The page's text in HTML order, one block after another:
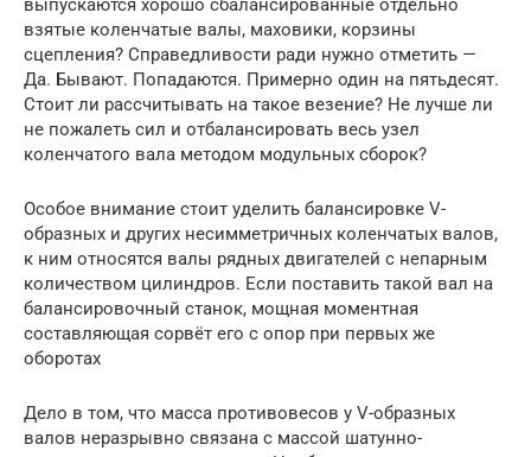
выпускаются хорошо сбалансированные отдельно
взятые коленчатые валы, маховики, корзины
сцепления? Справедливости ради нужно отметить —
Да. Бывают. Попадаются. Примерно один на пятьдесят.
Стоит ли рассчитывать на такое везение? Не лучше ли
не пожалеть сил и отбалансировать весь узел
коленчатого вала методом модульных сборок?
Особое внимание стоит уделить балансировке V-
образных и других несимметричных коленчатых валов,
к ним относятся валы рядных двигателей с непарным
количеством цилиндров. Если поставить такой вал на
балансировочный станок, мощная моментная
составляющая сорвёт его с опор при первых же
оборотах
Дело в том, что масса противовесов у V-образных
валов неразрывно связана с массой шатунно-